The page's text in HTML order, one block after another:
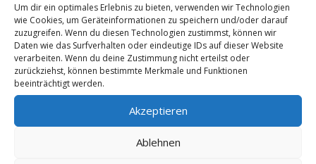
Um dir ein optimales Erlebnis zu bieten, verwenden wir Technologien
wie Cookies, um Geräteinformationen zu speichern und/oder darauf
zuzugreifen. Wenn du diesen Technologien zustimmst, können wir
Daten wie das Surfverhalten oder eindeutige IDs auf dieser Website
verarbeiten. Wenn du deine Zustimmung nicht erteilst oder
zurückziehst, können bestimmte Merkmale und Funktionen
beeinträchtigt werden.
Akzeptieren
Ablehnen
Schreibe einen Kommentar
Deine E-Mail-Adresse wird nicht veröffentlicht.
Erforderliche Felder sind mit*markiert
Kommentar*